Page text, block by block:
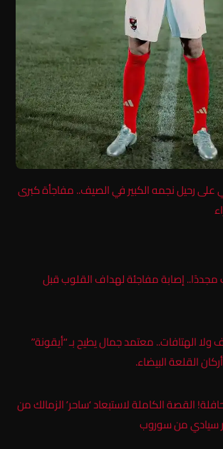
رحيل نجمه الكبير في الصيف.. مفاجأة كبرى
مجددًا.. إصابة مفاجئة لهداف القلوب قبل
الهتافات.. معتمد جمال يطيح بـ “أيقونة”
القلعة البيضاء.
القصة الكاملة لاستبعاد ‘ساحر’ الزمالك من
سيادي من سوروب